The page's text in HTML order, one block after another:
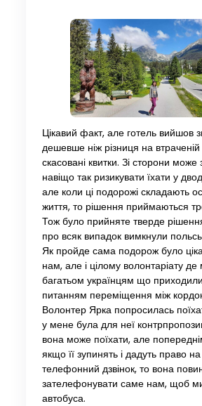
Цікавий факт, але готель вийшов
дешевше ніж різниця на втраченій
скасовані квитки. Зі сторони
навіщо так ризикувати їхати у
але коли ці подорожі складають
життя, то рішення приймаються
Тож було прийняте тверде
про всяк випадок вимкнули
Як пройде сама подорож було
нам, але і цілому волонтаріату
багатьом українцям що
питанням переміщення між
Волонтер Ярка попросилась
у мене була для неї
вона може поїхати, але
якщо її зупинять і дадуть право
телефонний дзвінок, то вона
зателефонувати саме нам, щоб
автобуса.